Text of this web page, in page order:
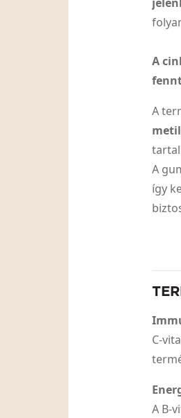
A
A
A
így
C-
A B-